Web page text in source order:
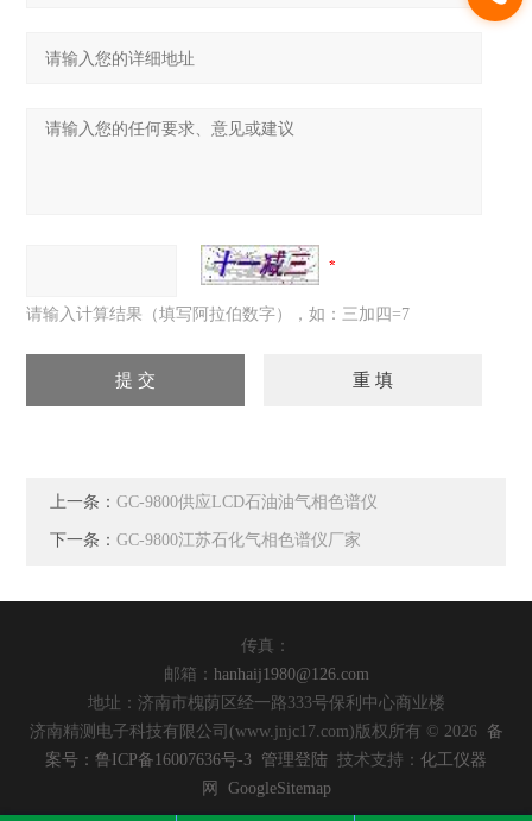
请输入计算结果（填写阿拉伯数字），如：三加四=7
上一条：GC-9800供应LCD石油油气相色谱仪
下一条：GC-9800江苏石化气相色谱仪厂家
传真：
邮箱： hanhaij1980@126.com
地址：济南市槐荫区经一路333号保利中心商业楼
济南精测电子科技有限公司(www.jnjc17.com)版权所有 © 2026 备
案号：鲁ICP备16007636号-3 管理登陆 技术支持： 化工仪器
网
GoogleSitemap